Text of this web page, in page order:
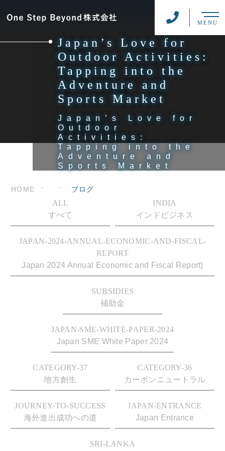
MENU
Japan’s Love for
Outdoor Activities:
Tapping into the
Adventure and
Sports Market
Japan’s Love for
Outdoor
Activities:
Tapping into the
Adventure and
Sports Market
HOME ブログ
ALL
すべて
INDIA
インドビジネス
JAPAN-2024-ANNUAL-ECONOMIC-AND-FISCAL-
REPORT
Japan 2024 Annual Economic and Fiscal Report)
SUBSIDIES
補助金
JAPAN-SME-WHITE-PAPER-2024
Japan SME White Paper 2024
CATEGORY-37
地方創生
CATEGORY-36
カーボンニュートラル
JOURNEY-TO-SUCCESS
海外進出成功への道
JAPAN-ENTRANCE
Japan Entrance
SRI-LANKA